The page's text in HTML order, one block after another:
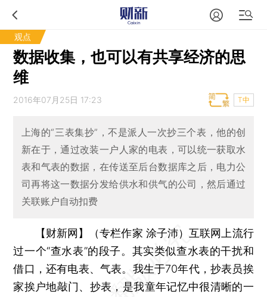
观点
数据收集，也可以有共享经济的思
维
2016年07月25日 17:23 T中
上海的“三表集抄”，不是派人一次抄三个表，他的创
新在于，通过改装一户人家的电表，可以统一获取水
表和气表的数据，在传送至后台数据库之后，电力公
司再将这一数据分发给供水和供气的公司，然后通过
关联账户自动扣费
【财新网】（专栏作家 涂子沛）互联网上流行
过一个“查水表”的段子。其实类似查水表的干扰和
借口，还有电表、气表。我生于70年代，抄表员挨
家挨户地敲门、抄表，是我童年记忆中很清晰的一